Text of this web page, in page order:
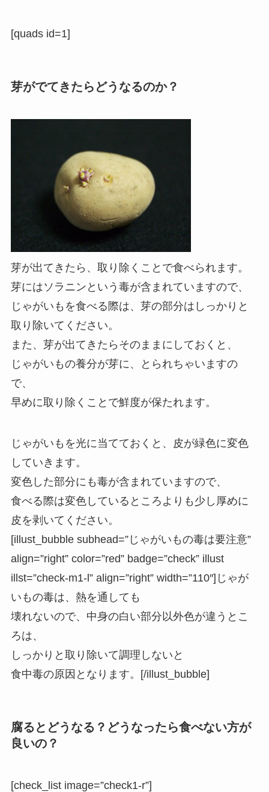
[quads id=1]
芽がでてきたらどうなるのか？
芽が出てきたら、取り除くことで食べられます。
芽にはソラニンという毒が含まれていますので、
じゃがいもを食べる際は、芽の部分はしっかりと
取り除いてください。
また、芽が出てきたらそのままにしておくと、
じゃがいもの養分が芽に、とられちゃいますの
で、
早めに取り除くことで鮮度が保たれます。
じゃがいもを光に当てておくと、皮が緑色に変色
していきます。
変色した部分にも毒が含まれていますので、
食べる際は変色しているところよりも少し厚めに
皮を剥いてください。
[illust_bubble subhead=”じゃがいもの毒は要注意”
align=”right” color=”red” badge=”check” illust
illst=”check-m1-l” align=”right” width=”110″]じゃが
いもの毒は、熱を通しても
壊れないので、中身の白い部分以外色が違うとこ
ろは、
しっかりと取り除いて調理しないと
食中毒の原因となります。[/illust_bubble]
腐るとどうなる？どうなったら食べない方が
良いの？
[check_list image=”check1-r”]